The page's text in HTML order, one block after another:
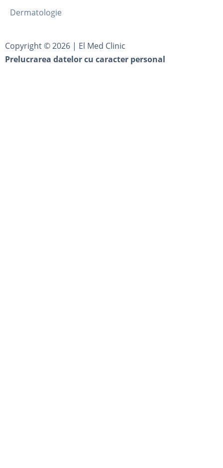
Dermatologie
Copyright ©2026 | El Med Clinic
Prelucrarea datelor cu caracter personal